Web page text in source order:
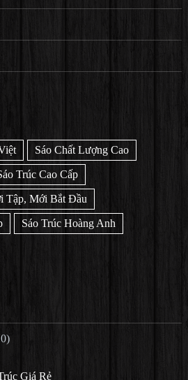
Sáo Chất Lượng Cao
Trúc Cao Cấp
Tập, Mới Bắt Đầu
Sáo Trúc Hoàng Anh
Giá Rẻ